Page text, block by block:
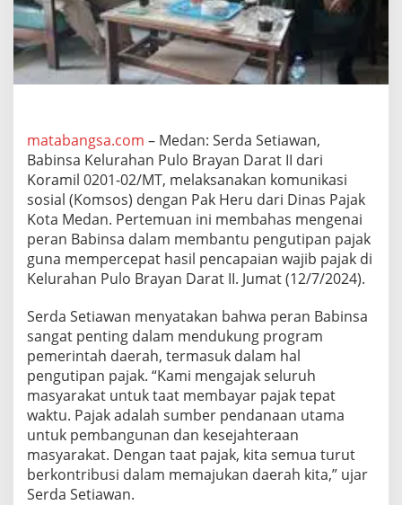
o
B
r
a
y
a
a
r
a
t
I
I
A
a
k
n
K
o
m
o
s
d
e
n
g
matabangsa.com – Medan: Serda Setiawan,
Babinsa Kelurahan Pulo Brayan Darat II dari
Koramil 0201-02/MT, melaksanakan komunikasi
sosial (Komsos) dengan Pak Heru dari Dinas Pajak
Kota Medan. Pertemuan ini membahas mengenai
peran Babinsa dalam membantu pengutipan pajak
guna mempercepat hasil pencapaian wajib pajak di
Kelurahan Pulo Brayan Darat II. Jumat (12/7/2024).
Serda Setiawan menyatakan bahwa peran Babinsa
sangat penting dalam mendukung program
pemerintah daerah, termasuk dalam hal
pengutipan pajak. “Kami mengajak seluruh
masyarakat untuk taat membayar pajak tepat
waktu. Pajak adalah sumber pendanaan utama
untuk pembangunan dan kesejahteraan
masyarakat. Dengan taat pajak, kita semua turut
berkontribusi dalam memajukan daerah kita,” ujar
Serda Setiawan.